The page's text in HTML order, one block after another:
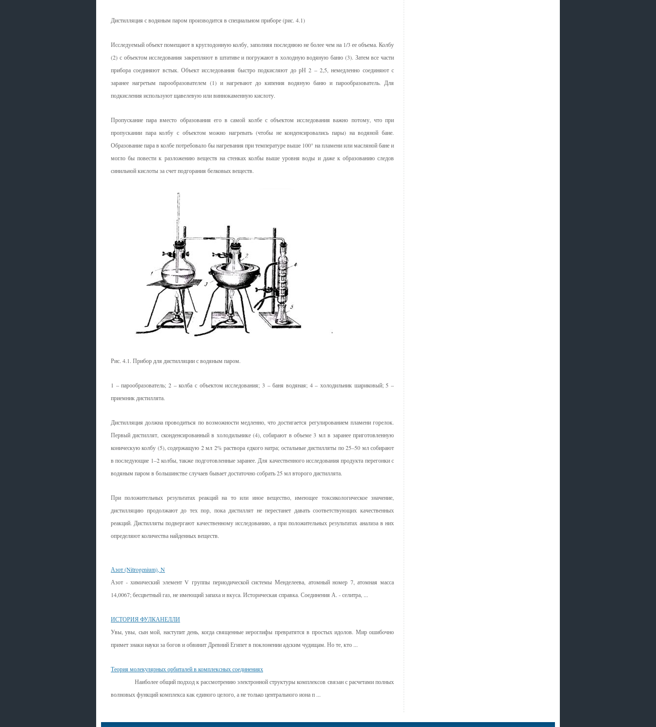
Дистилляция с водяным паром производится в специальном приборе (рис. 4.1)
Исследуемый объект помещают в круглодонную колбу, заполняя последнюю не более чем на 1/3 ее объема. Колбу
(2) с объектом исследования закрепляют в штативе и погружают в холодную водяную баню (3). Затем все части
прибора соединяют встык. Объект исследования быстро подкисляют до рН 2 – 2,5, немедленно соединяют с
заранее нагретым парообразователем (1) и нагревают до кипения водяную баню и парообразователь. Для
подкисления используют щавелевую или виннокаменную кислоту.
Пропускание пара вместо образования его в самой колбе с объектом исследования важно потому, что при
пропускании пара колбу с объектом можно нагревать (чтобы не конденсировались пары) на водяной бане.
Образование пара в колбе потребовало бы нагревания при температуре выше 100° на пламени или масляной бане и
могло бы повести к разложению веществ на стенках колбы выше уровня воды и даже к образованию следов
синильной кислоты за счет подгорания белковых веществ.
Рис. 4.1. Прибор для дистилляции с водяным паром.
1 – парообразователь; 2 – колба с объектом исследования; 3 – баня водяная; 4 – холодильник шариковый; 5 –
приемник дистиллята.
Дистилляция должна проводиться по возможности медленно, что достигается регулированием пламени горелок.
Первый дистиллят, сконденсированный в холодильнике (4), собирают в объеме 3 мл в заранее приготовленную
коническую колбу (5), содержащую 2 мл 2% раствора едкого натра; остальные дистилляты по 25–50 мл собирают
в последующие 1–2 колбы, также подготовленные заранее. Для качественного исследования продукта перегонки с
водяным паром в большинстве случаев бывает достаточно собрать 25 мл второго дистиллята.
При положительных результатах реакций на то или иное вещество, имеющее токсикологическое значение,
дистилляцию продолжают до тех пор, пока дистиллят не перестанет давать соответствующих качественных
реакций. Дистилляты подвергают качественному исследованию, а при положительных результатах анализа в них
определяют количества найденных веществ.
Азот (Nitrogenium), N
Азот - химический элемент V группы периодической системы Менделеева, атомный номер 7, атомная масса
14,0067; бесцветный газ, не имеющий запаха и вкуса. Историческая справка. Соединения А. - селитра, ...
ИСТОРИЯ ФУЛКАНЕЛЛИ
Увы, увы, сын мой, наступит день, когда священные иероглифы превратятся в простых идолов. Мир ошибочно
примет знаки науки за богов и обвинит Древний Египет в поклонении адским чудищам. Но те, кто ...
Теория молекулярных орбиталей в комплексных соединениях
Наиболее общий подход к рассмот­рению электронной структуры компле­ксов связан с расчетами полных
волно­вых функций комплекса как единого целого, а не только центрального иона п ...